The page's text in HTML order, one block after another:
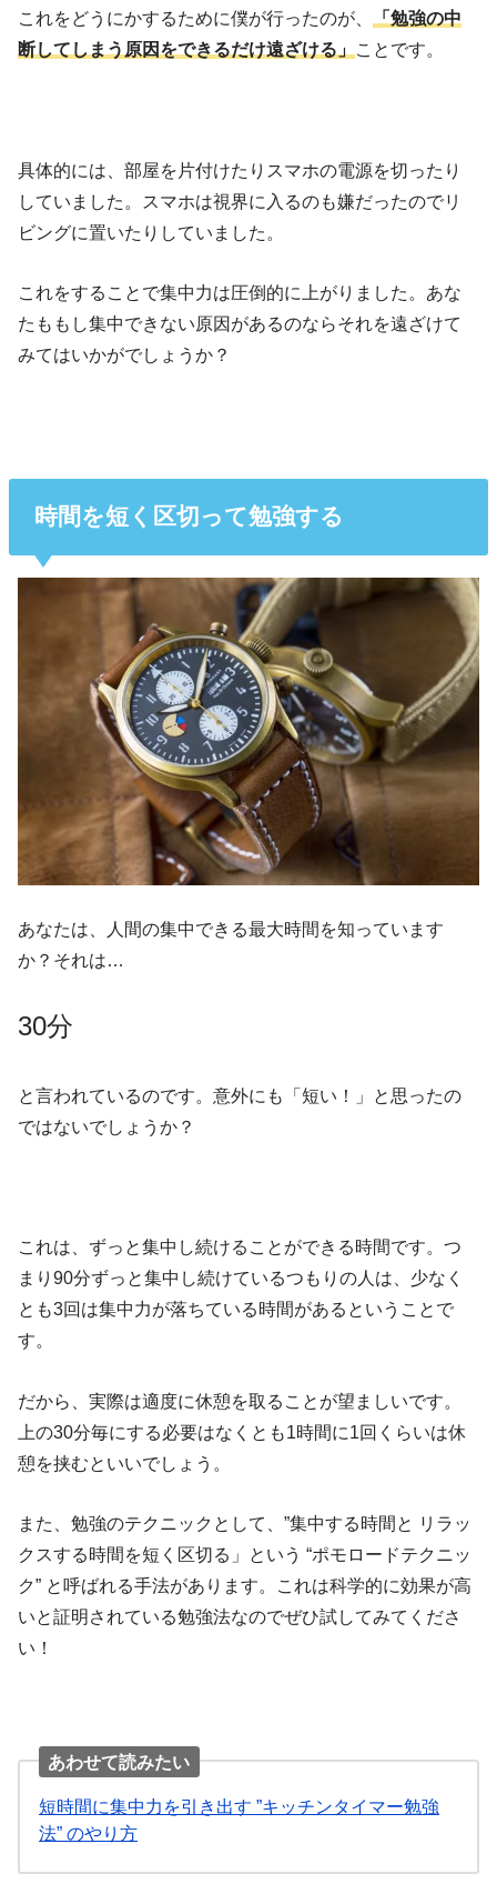
これをどうにかするために僕が行ったのが、
「勉強の中
断してしまう原因をできるだけ遠ざける」 ことです。
具体的には、部屋を片付けたりスマホの電源を切ったり
していました。スマホは視界に入るのも嫌だったのでリ
ビングに置いたりしていました。
これをすることで集中力は圧倒的に上がりました。あな
たももし集中できない原因があるのならそれを遠ざけて
みてはいかがでしょうか？
時間を短く区切って勉強する
あなたは、人間の集中できる最大時間を知っています
か？それは…
30分
と言われているのです。意外にも「短い！」と思ったの
ではないでしょうか？
これは、ずっと集中し続けることができる時間です。つ
まり90分ずっと集中し続けているつもりの人は、少なく
とも3回は集中力が落ちている時間があるということで
す。
だから、実際は適度に休憩を取ることが望ましいです。
上の30分毎にする必要はなくとも1時間に1回くらいは休
憩を挟むといいでしょう。
また、勉強のテクニックとして、”集中する時間と リラッ
クスする時間を短く区切る」という “ポモロードテクニッ
ク” と呼ばれる手法があります。これは科学的に効果が高
いと証明されている勉強法なのでぜひ試してみてくださ
い！
あわせて読みたい
短時間に集中力を引き出す ”キッチンタイマー勉強
法” のやり方